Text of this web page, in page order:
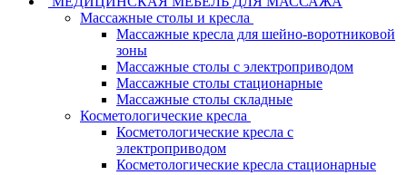
Массажные столы и кресла
Массажные кресла для шейно-воротниковой
зоны
Массажные столы с электроприводом
Массажные столы стационарные
Массажные столы складные
Косметологические кресла
Косметологические кресла с
электроприводом
Косметологические кресла стационарные